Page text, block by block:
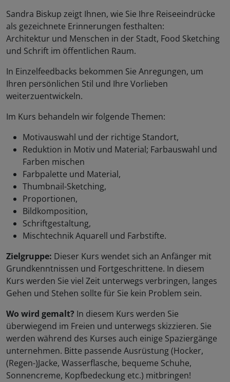
Sandra Biskup zeigt Ihnen, wie Sie Ihre Reiseeindrücke
als gezeichnete Erinnerungen festhalten:
Architektur und Menschen in der Stadt, Food Sketching
und Schrift im öffentlichen Raum.
In Einzelfeedbacks bekommen Sie Anregungen, um
Ihren persönlichen Stil und Ihre Vorlieben
weiterzuentwickeln.
Im Kurs behandeln wir folgende Themen:
Motivauswahl und der richtige Standort,
Reduktion in Motiv und Material; Farbauswahl und
Farben mischen
Farbpalette und Material,
Thumbnail-Sketching,
Proportionen,
Bildkomposition,
Schriftgestaltung,
Mischtechnik Aquarell und Farbstifte.
Zielgruppe: Dieser Kurs wendet sich an Anfänger mit
Grundkenntnissen und Fortgeschrittene. In diesem
Kurs werden Sie viel Zeit unterwegs verbringen, langes
Gehen und Stehen sollte für Sie kein Problem sein.
Wo wird gemalt? In diesem Kurs werden Sie
überwiegend im Freien und unterwegs skizzieren. Sie
werden während des Kurses auch einige Spaziergänge
unternehmen. Bitte passende Ausrüstung (Hocker,
(Regen-)Jacke, Wasserflasche, bequeme Schuhe,
Sonnencreme, Kopfbedeckung etc.) mitbringen!